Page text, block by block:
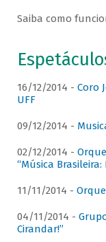
Saiba como
16/12/2014 - Coro
UFF
09/12/2014 -
02/12/2014 -
“Música
11/11/2014 -
04/11/2014 -
Cirandar!”